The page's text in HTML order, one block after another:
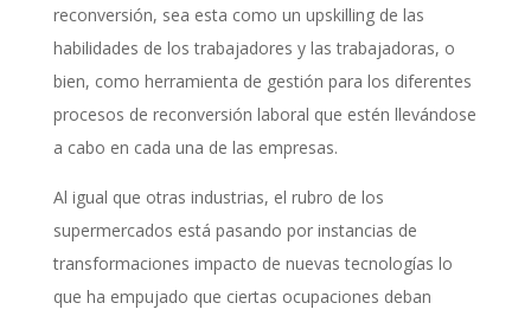
reconversión, sea esta como un upskilling de las
habilidades de los trabajadores y las trabajadoras, o
bien, como herramienta de gestión para los diferentes
procesos de reconversión laboral que estén llevándose
a cabo en cada una de las empresas.
Al igual que otras industrias, el rubro de los
supermercados está pasando por instancias de
transformaciones impacto de nuevas tecnologías lo
que ha empujado que ciertas ocupaciones deban